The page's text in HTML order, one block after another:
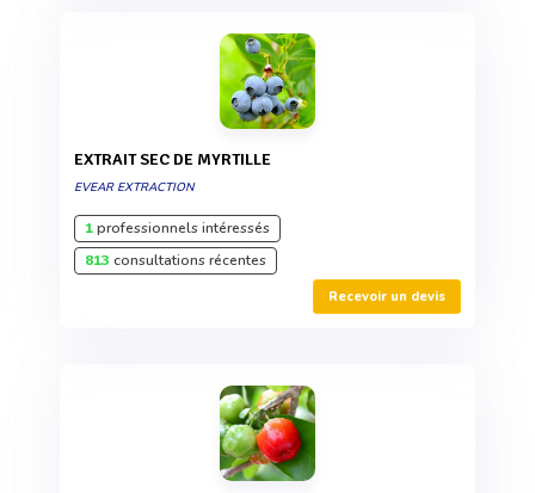
EXTRAIT SEC DE MYRTILLE
EVEAR EXTRACTION
1professionnels intéressés
813 consultations récentes
Recevoir un devis